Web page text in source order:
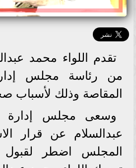
تقدم اللواء محمد
من رئاسة مجلس
المقاصة وذلك لأسباب
وسعى مجلس إدارة
عبدالسلام عن قرار
المجلس اضطر لقبول